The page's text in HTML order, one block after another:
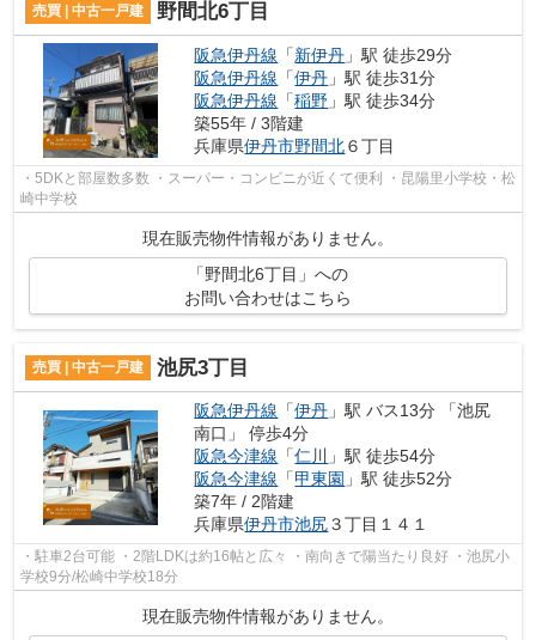
売買 | 中古一戸建 野間北6丁目
阪急伊丹線 「新伊丹 」駅 徒歩29分
阪急伊丹線 「伊丹 」駅 徒歩31分
阪急伊丹線 「稲野 」駅 徒歩34分
築55年 / 3階建
兵庫県伊丹市野間北６丁目
・5DKと部屋数多数 ・スーパー・コンビニが近くて便利 ・昆陽里小学校・松
崎中学校
現在販売物件情報がありません。
「野間北6丁目」への
お問い合わせはこちら
売買 | 中古一戸建 池尻3丁目
阪急伊丹線 「伊丹 」駅 バス13分 「池尻
南口」 停歩4分
阪急今津線 「仁川
」駅 徒歩54分
阪急今津線 「甲東園 」駅 徒歩52分
築7年 / 2階建
兵庫県伊丹市池尻３丁目１４１
・駐車2台可能 ・2階LDKは約16帖と広々 ・南向きで陽当たり良好 ・池尻小
学校9分/松崎中学校18分
現在販売物件情報がありません。